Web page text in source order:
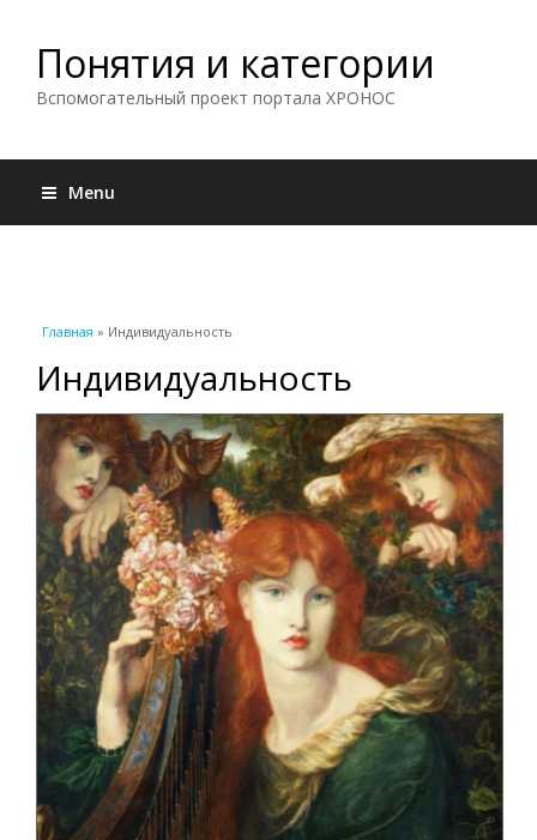
Понятия и категории
Вспомогательный проект портала ХРОНОС
Menu
Вы здесь
Главная » Индивидуальность
Индивидуальность